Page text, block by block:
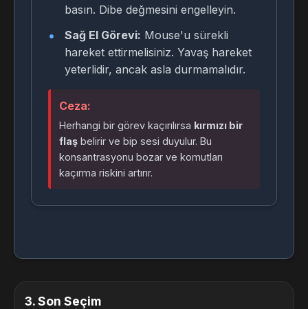
basın. Dibe değmesini engelleyin.
Sağ El Görevi: Mouse'u sürekli
hareket ettirmelisiniz. Yavaş hareket
yeterlidir, ancak asla durmamalıdır.
Ceza:
Herhangi bir görev kaçırılırsa kırmızı bir
flaş belirir ve bip sesi duyulur. Bu
konsantrasyonu bozar ve komutları
kaçırma riskini artırır.
3.Son Seçim